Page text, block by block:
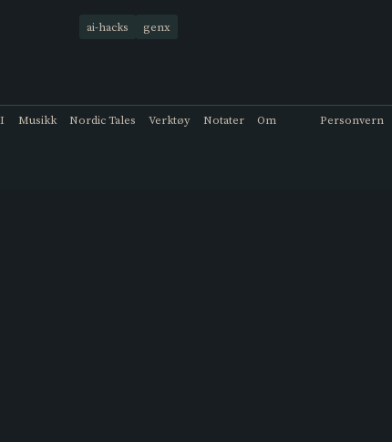
ai-hacks genx
Musikk Nordic Tales Verktøy Notater Om Personvern